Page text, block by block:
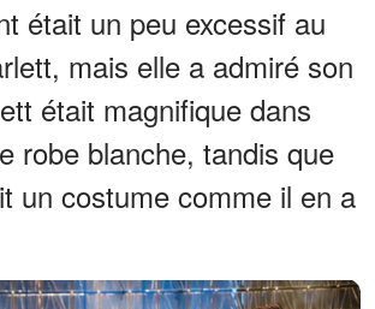
était un peu excessif au
mais elle a admiré son
était magnifique dans
robe blanche, tandis que
un costume comme il en a